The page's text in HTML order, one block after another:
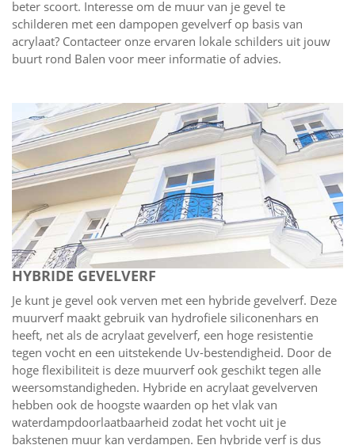
beter scoort. Interesse om de muur van je gevel te
schilderen met een dampopen gevelverf op basis van
acrylaat? Contacteer onze ervaren lokale schilders uit jouw
buurt rond Balen voor meer informatie of advies.
HYBRIDE GEVELVERF
Je kunt je gevel ook verven met een hybride gevelverf. Deze
muurverf maakt gebruik van hydrofiele siliconenhars en
heeft, net als de acrylaat gevelverf, een hoge resistentie
tegen vocht en een uitstekende Uv-bestendigheid. Door de
hoge flexibiliteit is deze muurverf ook geschikt tegen alle
weersomstandigheden. Hybride en acrylaat gevelverven
hebben ook de hoogste waarden op het vlak van
waterdampdoorlaatbaarheid zodat het vocht uit je
bakstenen muur kan verdampen. Een hybride verf is dus